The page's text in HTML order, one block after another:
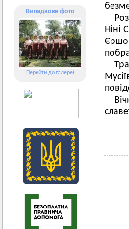
Випадкове фото
Перейти до галереї
Ніні